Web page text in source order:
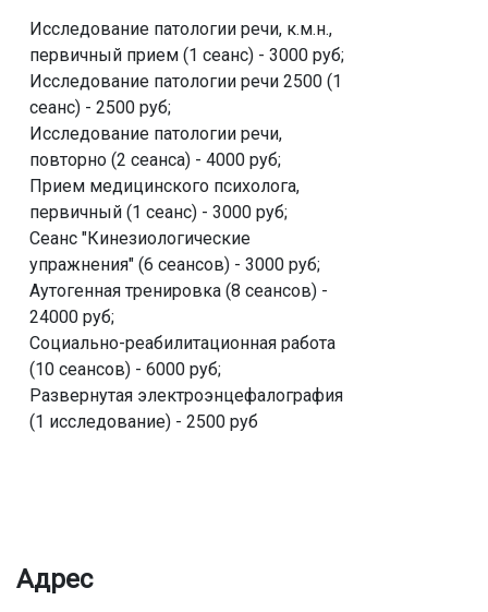
Исследование патологии речи, к.м.н.,
первичный прием (1 сеанс) - 3000 руб;
Исследование патологии речи 2500 (1
сеанс) - 2500 руб;
Исследование патологии речи,
повторно (2 сеанса) - 4000 руб;
Прием медицинского психолога,
первичный (1 сеанс) - 3000 руб;
Сеанс "Кинезиологические
упражнения" (6 сеансов) - 3000 руб;
Аутогенная тренировка (8 сеансов) -
24000 руб;
Социально-реабилитационная работа
(10 сеансов) - 6000 руб;
Развернутая электроэнцефалография
(1 исследование) - 2500 руб
Адрес